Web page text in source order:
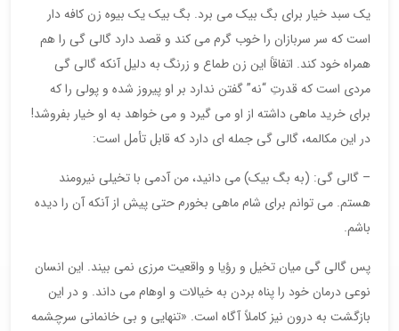
یک سبد خیار برای بگ بیک می برد. بگ بیک یک بیوه زن کافه دار
است که سر سربازان را خوب گرم می کند و قصد دارد گالی گی را هم
همراه خود کند. اتفاقاً این زن طماع و زرنگ به دلیل آنکه گالی گی
مردی است که قدرتِ “نه” گفتن ندارد بر او پیروز شده و پولی را که
برای خرید ماهی داشته از او می گیرد و می خواهد به او خیار بفروشد!
در این مکالمه، گالی گی جمله ای دارد که قابل تأمل است:
– گالی گی: (به بگ بیک) می دانید، من آدمی با تخیلی نیرومند
هستم. می توانم برای شام ماهی بخورم حتی پیش از آنکه آن را دیده
باشم.
پس گالی گی میان تخیل و رؤیا و واقعیت مرزی نمی بیند. این انسان
نوعی درمان خود را پناه بردن به خیالات و اوهام می داند. و در این
بازگشت به درون نیز کاملاً آگاه است. «تنهایی و بی خانمانی سرچشمه